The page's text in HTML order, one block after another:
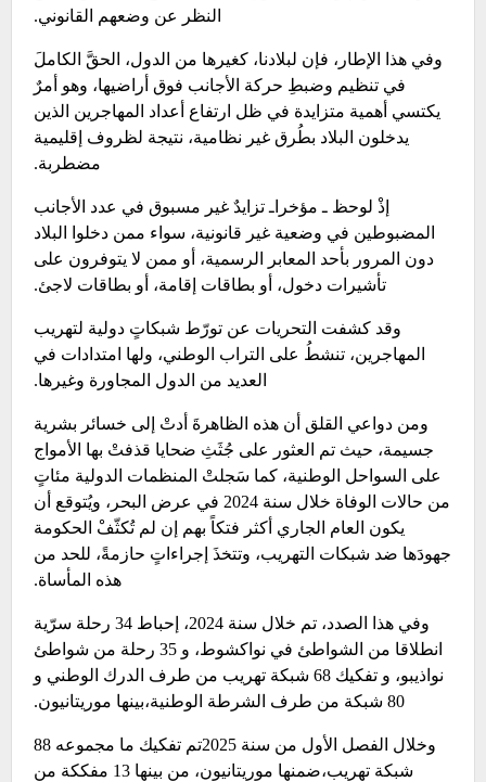
النظر عن وضعهم القانوني.
وفي هذا الإطار، فإن لبلادنا، كغيرها من الدول، الحقَّ الكاملَ
في تنظيم وضبطِ حركة الأجانب فوق أراضيها، وهو أمرٌ
يكتسي أهمية متزايدة في ظل ارتفاع أعداد المهاجرين الذين
يدخلون البلاد بطُرق غير نظامية، نتيجة لظروف إقليمية
مضطربة.
إذْ لوحظ ـ مؤخراـ تزايدٌ غير مسبوق في عدد الأجانب
المضبوطين في وضعية غير قانونية، سواء ممن دخلوا البلاد
دون المرور بأحد المعابر الرسمية، أو ممن لا يتوفرون على
تأشيرات دخول، أو بطاقات إقامة، أو بطاقات لاجئ.
وقد كشفت التحريات عن تورّط شبكاتٍ دولية لتهريب
المهاجرين، تنشطُ على التراب الوطني، ولها امتدادات في
العديد من الدول المجاورة وغيرها.
ومن دواعي القلق أن هذه الظاهرةَ أدتْ إلى خسائر بشرية
جسيمة، حيث تم العثور على جُثَثِ ضحايا قذفتْ بها الأمواج
على السواحل الوطنية، كما سَجلتْ المنظمات الدولية مئاتٍ
من حالات الوفاة خلال سنة 2024 في عرض البحر، ويُتوقع أن
يكون العام الجاري أكثر فتكاً بهم إن لم تُكثّفْ الحكومة
جهودَها ضد شبكات التهريب، وتتخذَ إجراءاتٍ حازمةً، للحد من
هذه المأساة.
وفي هذا الصدد، تم خلال سنة 2024، إحباط 34 رحلة سرّية
انطلاقا من الشواطئ في نواكشوط، و 35 رحلة من شواطئ
نواذيبو، و تفكيك 68 شبكة تهريب من طرف الدرك الوطني و
80 شبكة من طرف الشرطة الوطنية،بينها موريتانيون.
وخلال الفصل الأول من سنة 2025تم تفكيك ما مجموعه 88
شبكة تهريب،ضمنها موريتانيون، من بينها 13 مفككة من